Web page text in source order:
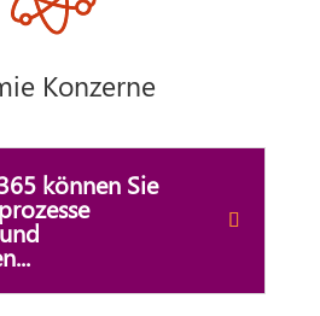
Konzerne
können Sie